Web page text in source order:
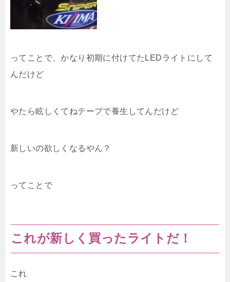
ってことで、かなり初期に付けてたLEDライトにして
んだけど
やたら眩しくてねテープで養生してんだけど
新しいの欲しくなるやん？
ってことで
これが新しく買ったライトだ！
これ